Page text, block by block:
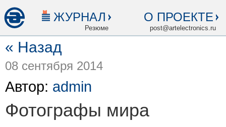
ЖУРНАЛ
Резюме
О ПРОЕКТЕ
post@artelectronics.ru
« Назад
08 сентября 2014
Автор: admin
Фотографы мира